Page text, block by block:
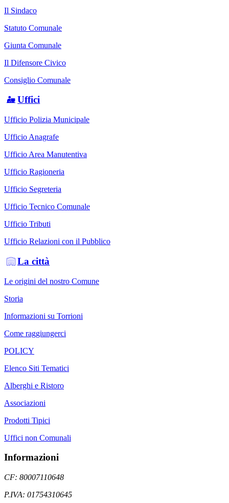
Il Sindaco
Statuto Comunale
Giunta Comunale
Il Difensore Civico
Consiglio Comunale
Uffici
Ufficio Polizia Municipale
Ufficio Anagrafe
Ufficio Area Manutentiva
Ufficio Ragioneria
Ufficio Segreteria
Ufficio Tecnico Comunale
Ufficio Tributi
Ufficio Relazioni con il Pubblico
La città
Le origini del nostro Comune
Storia
Informazioni su Torrioni
Come raggiungerci
POLICY
Elenco Siti Tematici
Alberghi e Ristoro
Associazioni
Prodotti Tipici
Uffici non Comunali
Informazioni
CF: 80007110648
P.IVA: 01754310645